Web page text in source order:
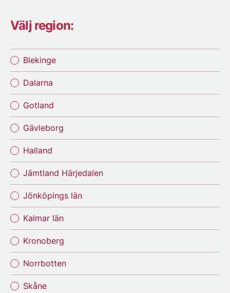
Välj region:
Blekinge
Dalarna
Gotland
Gävleborg
Halland
Jämtland Härjedalen
Jönköpings län
Kalmar län
Kronoberg
Norrbotten
Skåne